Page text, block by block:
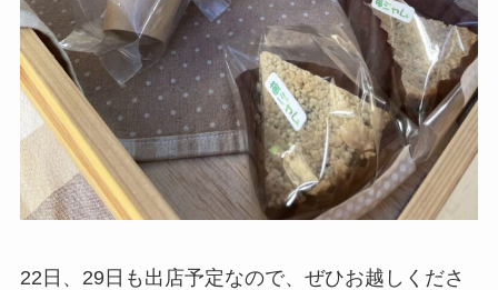
22日、29日も出店予定なので、ぜひお越しくださ